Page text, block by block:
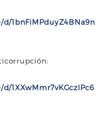
1bnFiMPduyZ4BNa9n
1XXwMmr7vKGczlPc6